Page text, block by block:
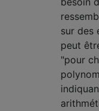
sur des
peut
"pour